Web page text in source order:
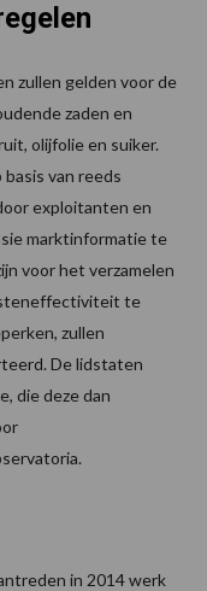
zullen gelden voor de
zaden en
olijfolie en suiker.
van reeds
exploitanten en
marktinformatie te
voor het verzamelen
te
zullen
De lidstaten
die deze dan
in 2014 werk